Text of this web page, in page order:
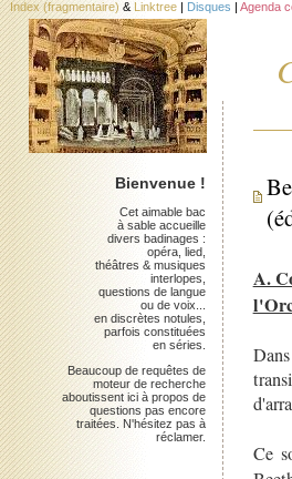
Index (fragmentaire) & Linktree | Disques | Agenda
A.
Ce
Bienvenue !
Cet aimable bac
à sable accueille
divers badinages :
opéra, lied,
théâtres & musiques
interlopes,
questions de langue
ou de voix...
en discrètes notules,
parfois constituées
en séries.
Beaucoup de requêtes de
moteur de recherche
aboutissent ici à propos de
questions pas encore
traitées. N'hésitez pas à
réclamer.